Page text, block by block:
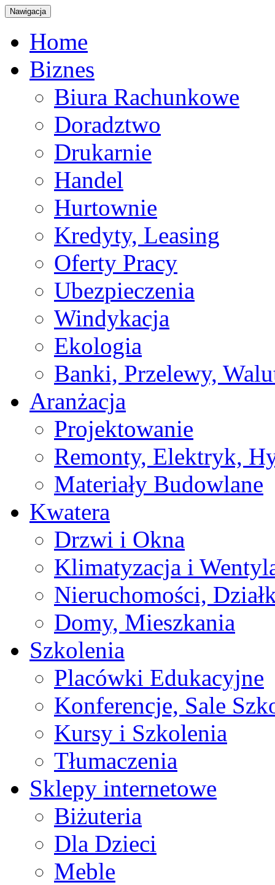
Nawigacja
Home
Biznes
Biura Rachunkowe
Doradztwo
Drukarnie
Handel
Hurtownie
Kredyty, Leasing
Oferty Pracy
Ubezpieczenia
Windykacja
Ekologia
Banki, Przelewy,
Aranżacja
Projektowanie
Remonty, Elektryk,
Materiały Budowlane
Kwatera
Drzwi i Okna
Klimatyzacja i
Nieruchomości,
Domy, Mieszkania
Szkolenia
Placówki Edukacyjne
Konferencje, Sale
Kursy i Szkolenia
Tłumaczenia
Sklepy internetowe
Biżuteria
Dla Dzieci
Meble